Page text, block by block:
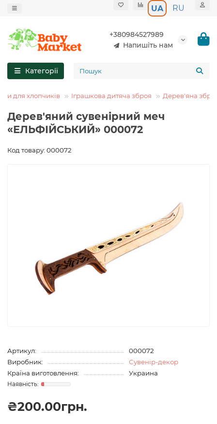
UA RU
+380984527989
Напишіть нам
Категорії
для хлопчиків Іграшкова дитяча зброя Дерев'яна
Дерев'яний сувенірний меч
«ЕЛЬФІЙСЬКИЙ» 000072
Код товару: 000072
Артикул:
000072
Виробник:
Сувенір-декор
Країна виготовлення:
Украина
₴200.00грн.